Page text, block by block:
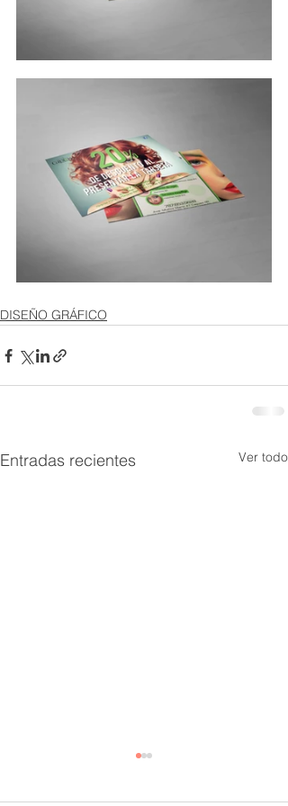
DISEÑO GRÁFICO
Entradas recientes Ver todo